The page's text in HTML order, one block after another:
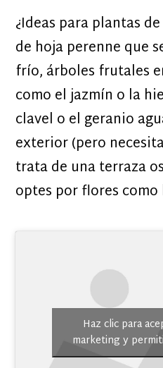
¿Ideas para plantas
de hoja perenne que
frío, árboles frutales
como el jazmín o la
clavel o el geranio
exterior (pero
trata de una terraza
optes por flores
Haz clic para
marketing y